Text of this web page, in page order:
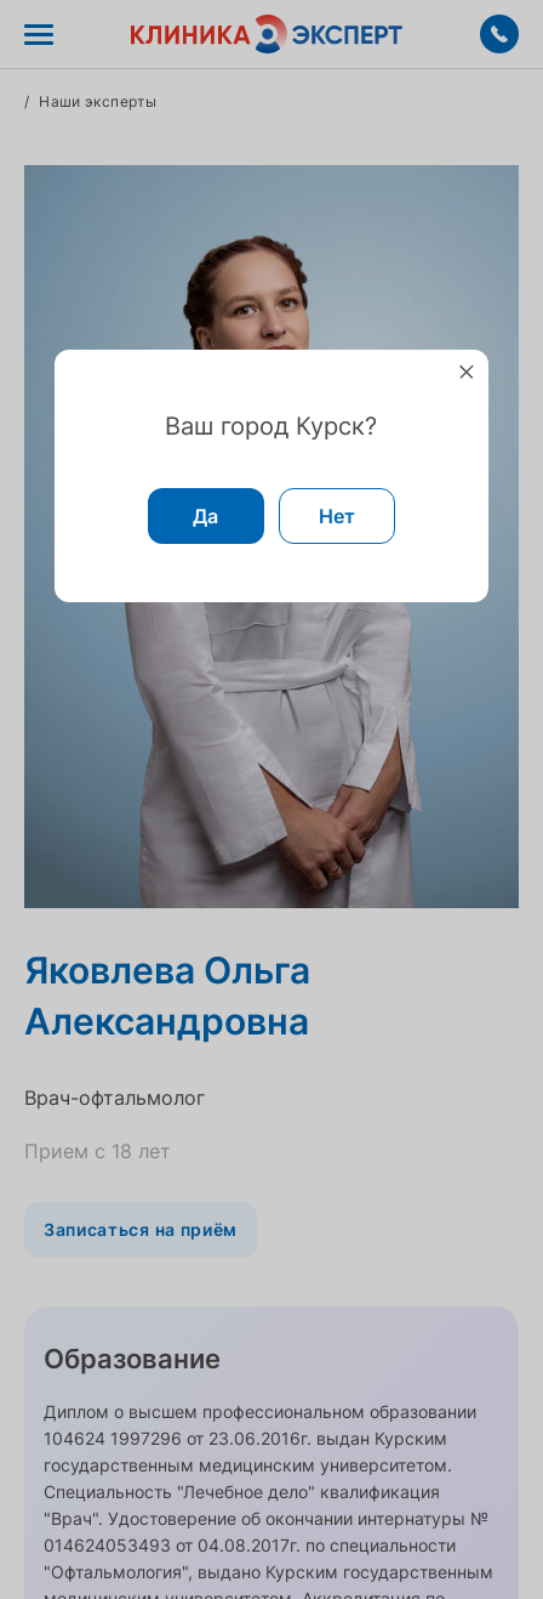
/ Наши эксперты
Яковлева Ольга
Александровна
Врач-офтальмолог
Прием с 18 лет
Записаться на приём
Образование
Диплом о высшем профессиональном образовании
104624 1997296 от 23.06.2016г. выдан Курским
государственным медицинским университетом.
Специальность "Лечебное дело" квалификация
"Врач". Удостоверение об окончании интернатуры №
014624053493 от 04.08.2017г. по специальности
"Офтальмология", выдано Курским государственным
Ваш город Курск?
Да Нет